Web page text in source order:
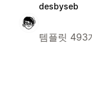
desbyseb
템플릿 493